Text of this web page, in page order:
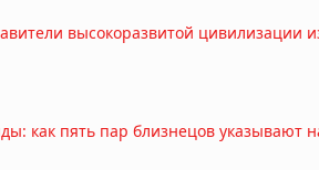
высокоразвитой цивилизации
как пять пар близнецов указывают